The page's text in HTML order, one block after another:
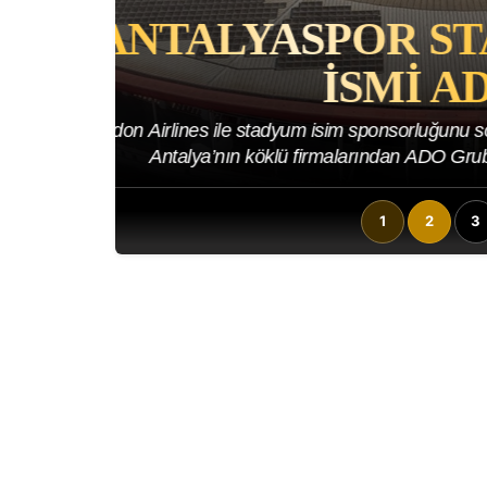
SULTANLAR
YENI
Arabica Coffee House Kadınlar 1.
Voleybol Takımı, yeni sezon
1 2 3